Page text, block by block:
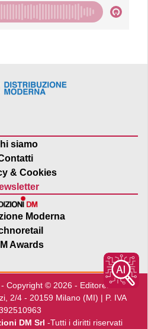
siamo
& Cookies
Moderna
Awards
Copyright © 2026 - Editore:Edra
2/4 - 20159 Milano (MI) | P. IVA
DM Srl -Tutti i diritti riservati